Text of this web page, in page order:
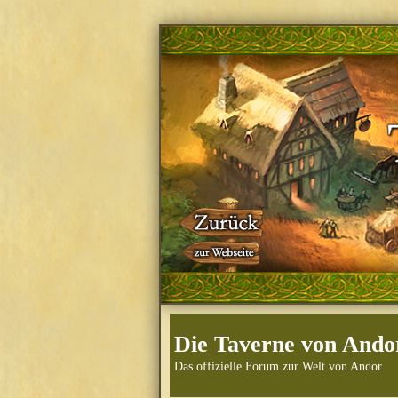
Die Taverne von
Das offizielle Forum zur Welt von Andor